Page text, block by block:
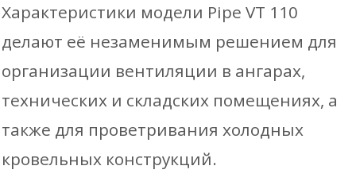
Характеристики модели Pipe VT 110
делают её незаменимым решением для
организации вентиляции в ангарах,
технических и складских помещениях, а
также для проветривания холодных
кровельных конструкций.